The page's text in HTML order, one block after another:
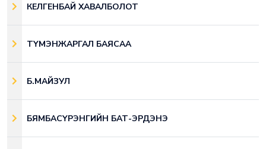
КЕЛГЕНБАЙ ХАВАЛБОЛОТ
ТҮМЭНЖАРГАЛ БАЯСАА
Б.МАЙЗУЛ
БЯМБАСҮРЭНГИЙН БАТ-ЭРДЭНЭ